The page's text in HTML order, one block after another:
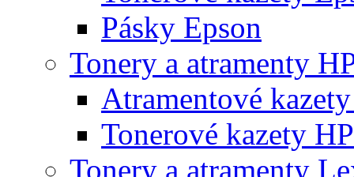
Pásky Epson
Tonery a atramenty
Atramentové
Tonerové kazety HP
Tonery a atramenty